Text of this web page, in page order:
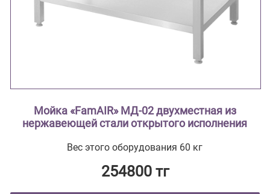
Мойка «FamAIR» МД-02 двухместная из
нержавеющей стали открытого исполнения
Вес этого оборудования 60 кг
254800 тг